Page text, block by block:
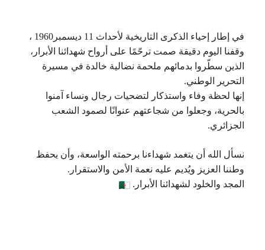
في إطار إحياء الذكرى التاريخية لأحداث 11 ديسمبر1960 ،
وقفنا اليوم دقيقة صمت ترحّمًا على أرواح شهدائنا الأبرار،
الذين سطّروا بدمائهم ملحمة نضالية خالدة في مسيرة
التحرير الوطني.
إنها لحظة وفاء واستذكار لتضحيات رجال ونساء آمنوا
بالحرية، وجعلوا من شجاعتهم عنوانًا لصمود الشعب
الجزائري.
نسأل الله أن يتغمد شهداءنا برحمته الواسعة، وأن يحفظ
وطننا العزيز ويُديم عليه نعمة الأمن والاستقرار.
المجد والخلود لشهدائنا الأبرار.